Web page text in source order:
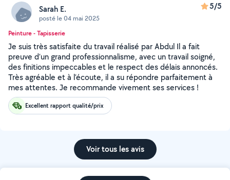
Sarah E.
posté le 04 mai 2025
5/5
Peinture - Tapisserie
Je suis très satisfaite du travail réalisé par Abdul Il a fait
preuve d’un grand professionnalisme, avec un travail soigné,
des finitions impeccables et le respect des délais annoncés.
Très agréable et à l’écoute, il a su répondre parfaitement à
mes attentes. Je recommande vivement ses services !
Excellent rapport qualité/prix
Voir tous les avis